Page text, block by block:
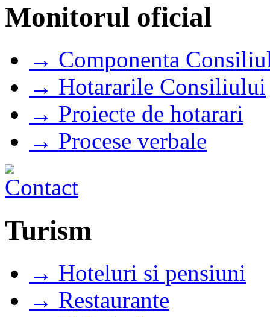
Monitorul oficial
→ Componenta
→ Hotararile Consiliului
→ Proiecte de hotarari
→ Procese verbale
Turism
→ Hoteluri si pensiuni
→ Restaurante